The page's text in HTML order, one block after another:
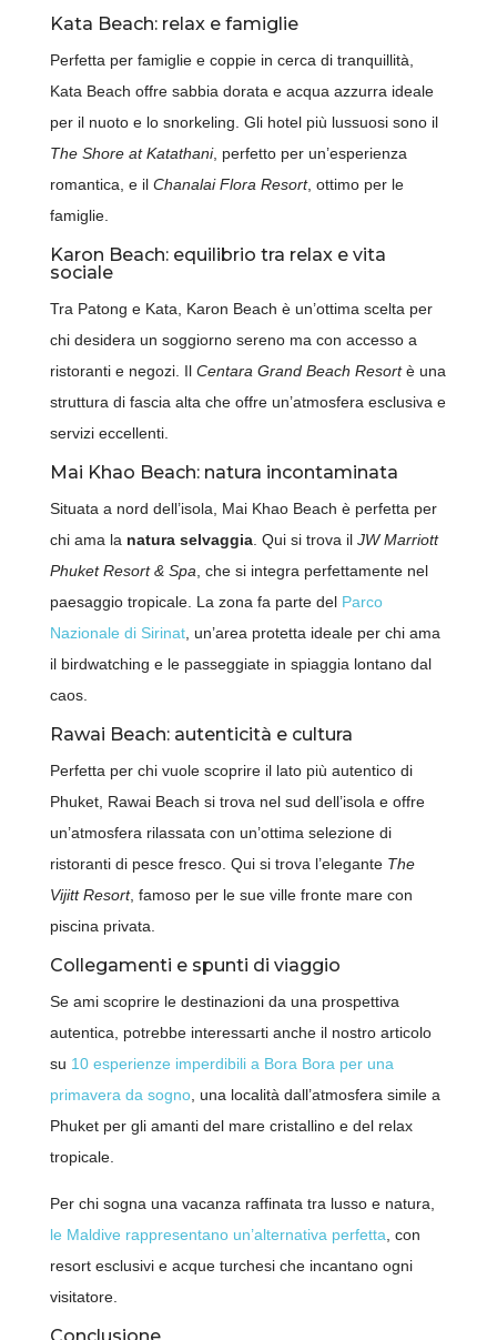
Kata Beach: relax e famiglie
Perfetta per famiglie e coppie in cerca di tranquillità,
Kata Beach offre sabbia dorata e acqua azzurra ideale
per il nuoto e lo snorkeling. Gli hotel più lussuosi sono il
The Shore at Katathani, perfetto per un’esperienza
romantica, e il Chanalai Flora Resort, ottimo per le
famiglie.
Karon Beach: equilibrio tra relax e vita
sociale
Tra Patong e Kata, Karon Beach è un’ottima scelta per
chi desidera un soggiorno sereno ma con accesso a
ristoranti e negozi. Il Centara Grand Beach Resortè una
struttura di fascia alta che offre un’atmosfera esclusiva e
servizi eccellenti.
Mai Khao Beach: natura incontaminata
Situata a nord dell’isola, Mai Khao Beach è perfetta per
chi ama la natura selvaggia. Qui si trova il JW Marriott
Phuket Resort & Spa, che si integra perfettamente nel
paesaggio tropicale. La zona fa parte del Parco
Nazionale di Sirinat, un’area protetta ideale per chi ama
il birdwatching e le passeggiate in spiaggia lontano dal
caos.
Rawai Beach: autenticità e cultura
Perfetta per chi vuole scoprire il lato più autentico di
Phuket, Rawai Beach si trova nel sud dell’isola e offre
un’atmosfera rilassata con un’ottima selezione di
ristoranti di pesce fresco. Qui si trova l’elegante The
Vijitt Resort, famoso per le sue ville fronte mare con
piscina privata.
Collegamenti e spunti di viaggio
Se ami scoprire le destinazioni da una prospettiva
autentica, potrebbe interessarti anche il nostro articolo
su 10 esperienze imperdibili a Bora Bora per una
primavera da sogno, una località dall’atmosfera simile a
Phuket per gli amanti del mare cristallino e del relax
tropicale.
Per chi sogna una vacanza raffinata tra lusso e natura,
le Maldive rappresentano un’alternativa perfetta, con
resort esclusivi e acque turchesi che incantano ogni
visitatore.